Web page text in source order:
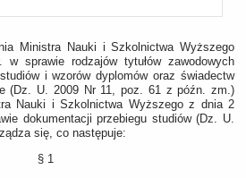
Ministra Nauki i Szkolnictwa Wyższego
sprawie rodzajów tytułów zawodowych
i wzorów dyplomów oraz świadectw
(Dz. U. 2009 Nr 11, poz. 61 z późn. zm.)
Nauki i Szkolnictwa Wyższego z dnia 2
dokumentacji przebiegu studiów (Dz. U.
się, co następuje:
§ 1